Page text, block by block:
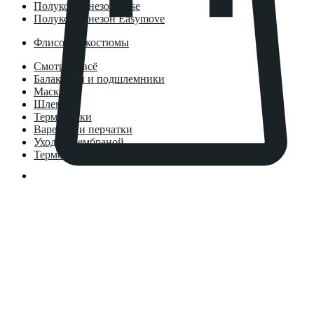
Полукомбинезон Base
Полукомбинезон Easymove
Флисовые костюмы
Смотреть всё
Балаклавы и подшлемники
Маски
Шлемы
Термоноски
Варежки и перчатки
Уход за мембраной
Термосы